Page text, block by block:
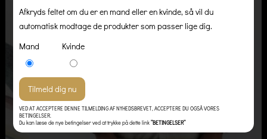
Afkryds feltet om du er en mand eller en kvinde, så vil du
automatisk modtage de produkter som passer lige dig.
Mand
Kvinde
VED AT ACCEPTERE DENNE TILMELDING AF NYHEDSBREVET, ACCEPTERE DU OGSÅ VORES
BETINGELSER.
Du kan læse de nye betingelser ved at trykke på dette link”BETINGELSER”